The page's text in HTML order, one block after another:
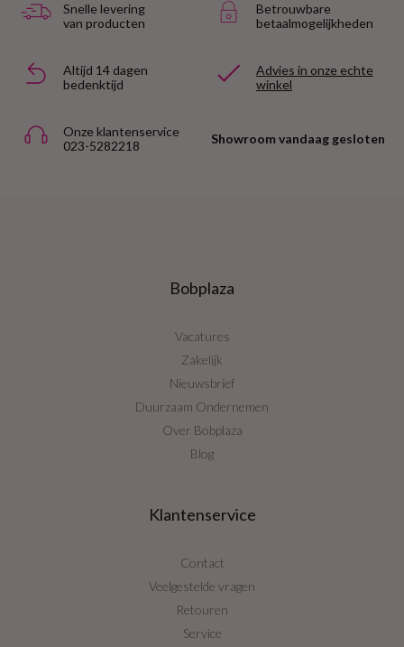
Snelle levering
van producten
Betrouwbare
betaalmogelijkheden
Altijd 14 dagen
bedenktijd
Advies in onze echte
winkel
Onze klantenservice
023-5282218
Showroom vandaag gesloten
Bobplaza
Vacatures
Zakelijk
Nieuwsbrief
Duurzaam Ondernemen
Over Bobplaza
Blog
Klantenservice
Contact
Veelgestelde vragen
Retouren
Service